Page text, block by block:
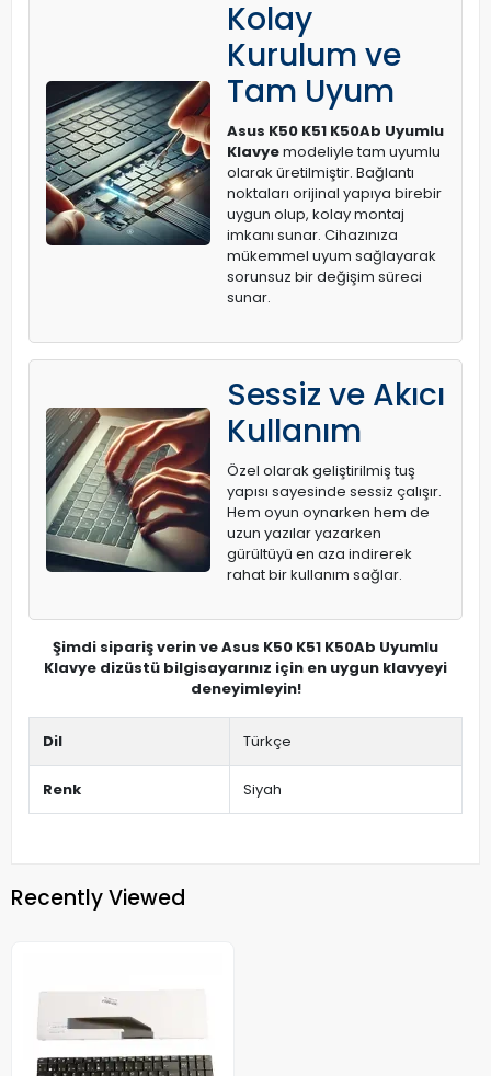
Kolay
Kurulum ve
Tam Uyum
Asus K50 K51 K50Ab Uyumlu
Klavyemodeliyle tam uyumlu
olarak üretilmiştir. Bağlantı
noktaları orijinal yapıya birebir
uygun olup, kolay montaj
imkanı sunar. Cihazınıza
mükemmel uyum sağlayarak
sorunsuz bir değişim süreci
sunar.
Sessiz ve Akıcı
Kullanım
Özel olarak geliştirilmiş tuş
yapısı sayesinde sessiz çalışır.
Hem oyun oynarken hem de
uzun yazılar yazarken
gürültüyü en aza indirerek
rahat bir kullanım sağlar.
Şimdi sipariş verin ve Asus K50 K51 K50Ab Uyumlu
Klavye dizüstü bilgisayarınız için en uygun klavyeyi
deneyimleyin!
Dil Türkçe
Renk Siyah
Recently Viewed